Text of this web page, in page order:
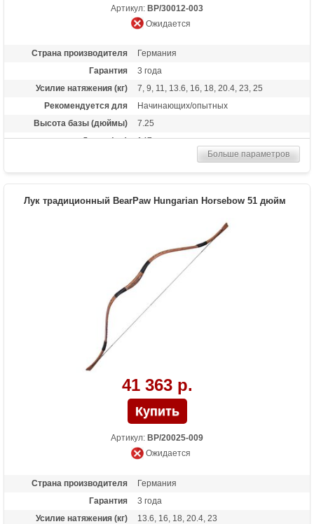
Артикул: BP/30012-003
Ожидается
Страна производителя
Германия
Гарантия
3 года
Усилие натяжения (кг)
7, 9, 11, 13.6, 16, 18, 20.4, 23, 25
Рекомендуется для
Начинающих/опытных
Высота базы (дюймы)
7.25
Длина (см)
147
Полочка, чехол, тетива Whisper String
Материалы изделия
Американский черный орех, бамбук,
покрытие Bearpaw Power Glas
Назначение
Развлечение, охота
Больше параметров
Лук традиционный BearPaw Hungarian Horsebow 51 дюйм
41 363 р.
Артикул: BP/20025-009
Ожидается
Страна производителя
Германия
Гарантия
3 года
Усилие натяжения (кг)
13.6, 16, 18, 20.4, 23